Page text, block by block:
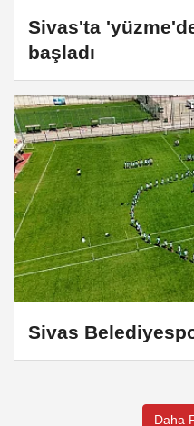
Sivas'ta
başladı
Sivas
Daha